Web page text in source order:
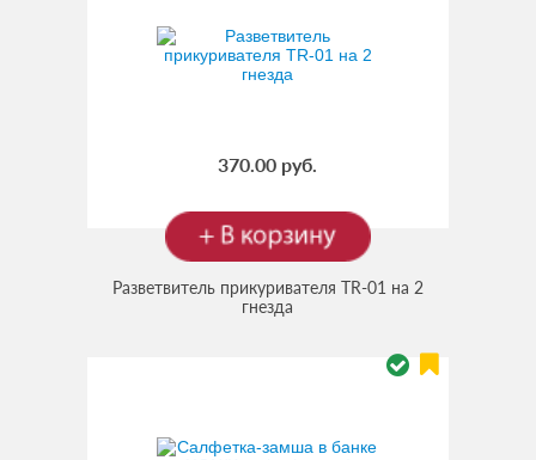
370.00 руб.
Разветвитель прикуривателя TR-01 на 2
гнезда